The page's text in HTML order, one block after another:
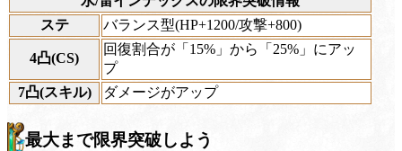
ステ
バランス型(HP+1200/攻撃+800)
4凸(CS)
回復割合が「15%」から「25%」にアッ
プ
7凸(スキル)
ダメージがアップ
最大まで限界突破しよう